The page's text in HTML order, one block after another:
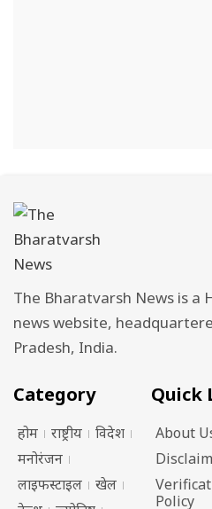
The Bharatvarsh News is a
news website,
Pradesh, India.
Category
होम राष्ट्रीय
विदेश
मनोरंजन
लाइफस्टाइल
खेल
Quick
About
Policy